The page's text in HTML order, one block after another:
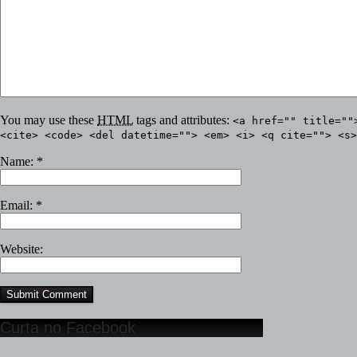
You may use these HTML tags and attributes: <a href=""
<cite> <code> <del datetime=""> <em> <i> <q cite="">
Name: *
Email: *
Website:
Curta no Facebook